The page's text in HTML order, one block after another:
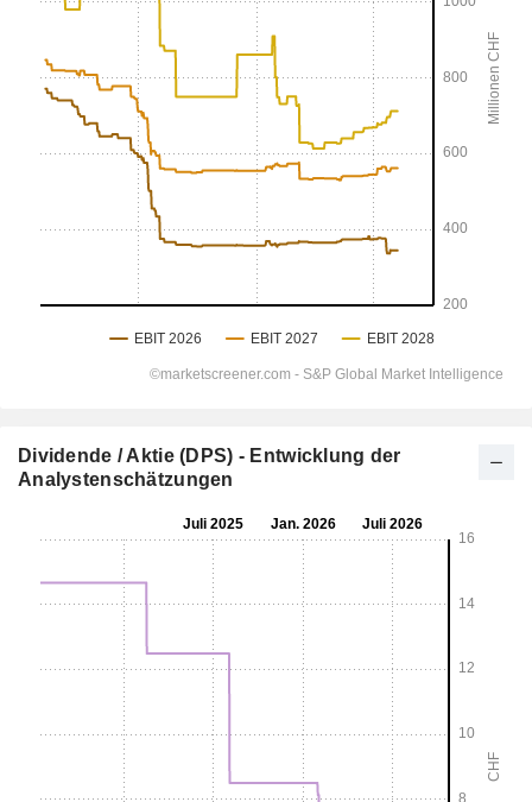
Dividende / Aktie (DPS) - Entwicklung der
Analystenschätzungen